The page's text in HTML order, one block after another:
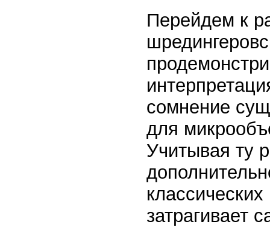
Перейдем к
сомнение
для
Учитывая ту
затрагивает